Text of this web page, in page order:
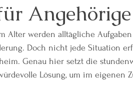
Alter werden alltägliche
Doch nicht jede Situation
Genau hier setzt die
Lösung, um im eigenen